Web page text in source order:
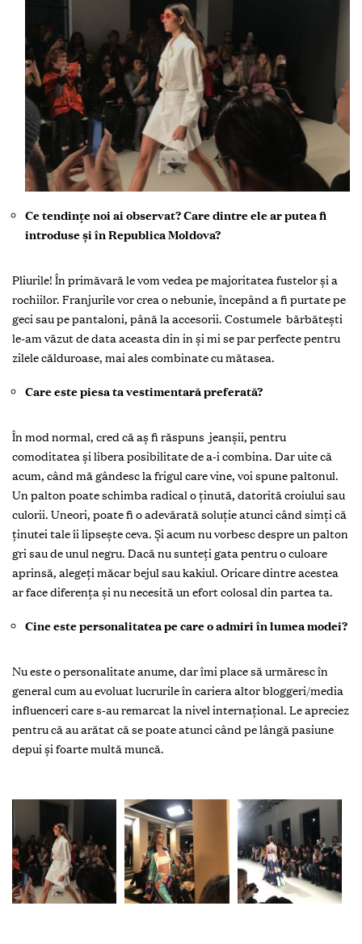
Ce tendinţe noi ai observat? Care dintre ele ar putea fi
introduse şi în Republica Moldova?
Pliurile! În primăvară le vom vedea pe majoritatea fustelor şi a
rochiilor. Franjurile vor crea o nebunie, începând a fi purtate pe
geci sau pe pantaloni, până la accesorii. Costumele bărbăteşti
le-am văzut de data aceasta din in şi mi se par perfecte pentru
zilele călduroase, mai ales combinate cu mătasea.
Care este piesa ta vestimentară preferată?
În mod normal, cred că aş fi răspuns jeanşii, pentru
comoditatea şi libera posibilitate de a-i combina. Dar uite că
acum, când mă gândesc la frigul care vine, voi spune paltonul.
Un palton poate schimba radical o ţinută, datorită croiului sau
culorii. Uneori, poate fi o adevărată soluţie atunci când simţi că
ţinutei tale îi lipseşte ceva. Şi acum nu vorbesc despre un palton
gri sau de unul negru. Dacă nu sunteţi gata pentru o culoare
aprinsă, alegeţi măcar bejul sau kakiul. Oricare dintre acestea
ar face diferenţa şi nu necesită un efort colosal din partea ta.
Cine este personalitatea pe care o admiri în lumea modei?
Nu este o personalitate anume, dar îmi place să urmăresc în
general cum au evoluat lucrurile în cariera altor bloggeri/media
influenceri care s-au remarcat la nivel internaţional. Le apreciez
pentru că au arătat că se poate atunci când pe lângă pasiune
depui şi foarte multă muncă.